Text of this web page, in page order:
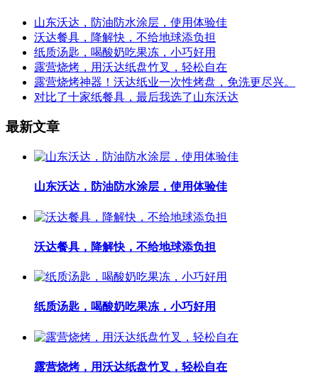
山东沃达，防油防水涂层，使用体验佳
沃达餐具，降解快，不给地球添负担
纸质汤匙，喝酸奶吃果冻，小巧好用
露营烧烤，用沃达纸盘竹叉，轻松自在
露营烧烤神器！沃达纸业一次性烤盘，免洗更尽兴。
对比了十家纸餐具，最后我选了山东沃达
最新文章
山东沃达，防油防水涂层，使用体验佳
沃达餐具，降解快，不给地球添负担
纸质汤匙，喝酸奶吃果冻，小巧好用
露营烧烤，用沃达纸盘竹叉，轻松自在